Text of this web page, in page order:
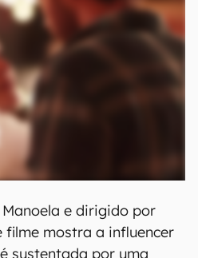
e dirigido por
filme mostra a influencer
sustentada por uma